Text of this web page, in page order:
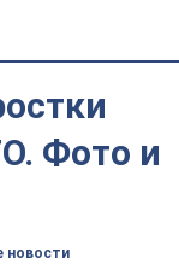
Фото и
новости